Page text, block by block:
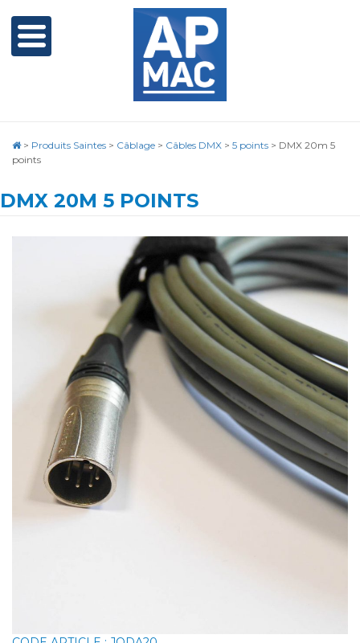
> Produits Saintes > Câblage > Câbles DMX > 5 points > DMX 20m 5
points
DMX 20M 5 POINTS